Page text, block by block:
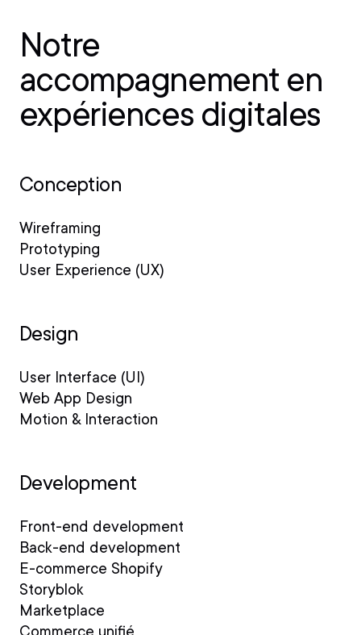
Notre
accompagnement en
expériences digitales
Conception
Wireframing
Prototyping
User Experience (UX)
Design
User Interface (UI)
Web App Design
Motion & Interaction
Development
Front-end development
Back-end development
E-commerce Shopify
Storyblok
Marketplace